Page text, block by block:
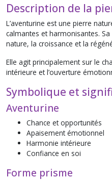
Description de la
L’aventurine est une pierre
calmantes et harmonisantes.
nature, la croissance et la
Elle agit principalement sur le
intérieure et l’ouverture
Symbolique et
Aventurine
Chance et opportunités
Apaisement émotionnel
Harmonie intérieure
Confiance en soi
Forme prisme